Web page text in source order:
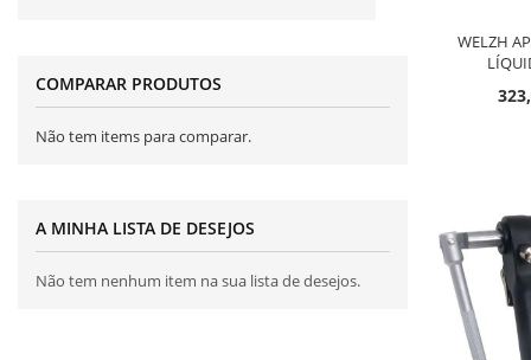
WELZH
COMPARAR PRODUTOS
Não tem items para comparar.
A MINHA LISTA DE DESEJOS
Não tem nenhum item na sua lista de desejos.